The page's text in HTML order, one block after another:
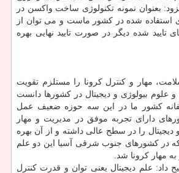
بعنوان نمونه تکنولوژی ساخت واکسن در
استفاده شده در کشور ماست و می توان از
تایید شده دیگر در صورت تایید نهایی بهره
مهار و کنترل کرونا را مستلزم تقویت
بیولوژی و دیجیتال در کشورها دانست
کشور ما در این سه حوزه ضعیف عمل
دارای تجربه موفق در مدیریت و مهار
دیجیتال را در سطح عالی داشته و از آن بهره
در کشورهای جنوب شرقی آسیا این دو علم
به مهار کرونا شد.
داد: علم دیجیتال یعنی توان و قدرت کنترل